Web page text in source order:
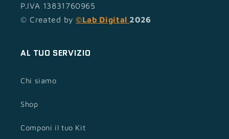
P.IVA 13831760965
© Created by ©Lab Digital 2026
AL TUO SERVIZIO
Chi siamo
Shop
Componi il tuo Kit